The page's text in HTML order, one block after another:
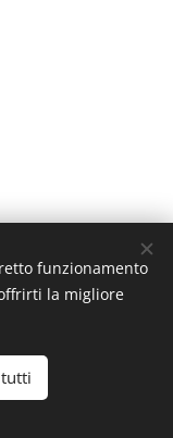
funzionamento
la migliore